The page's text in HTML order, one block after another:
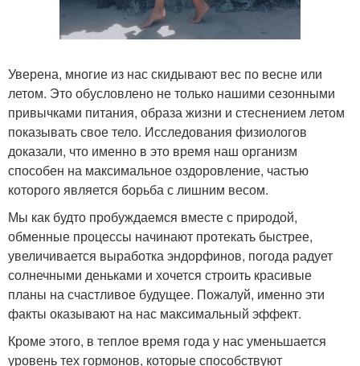
Уверена, многие из нас скидывают вес по весне или
летом. Это обусловлено не только нашими сезонными
привычками питания, образа жизни и стеснением летом
показывать свое тело. Исследования физиологов
доказали, что именно в это время наш организм
способен на максимальное оздоровление, частью
которого является борьба с лишним весом.
Мы как будто пробуждаемся вместе с природой,
обменные процессы начинают протекать быстрее,
увеличивается выработка эндорфинов, погода радует
солнечными деньками и хочется строить красивые
планы на счастливое будущее. Пожалуй, именно эти
факты оказывают на нас максимальный эффект.
Кроме этого, в теплое время года у нас уменьшается
уровень тех гормонов, которые способствуют